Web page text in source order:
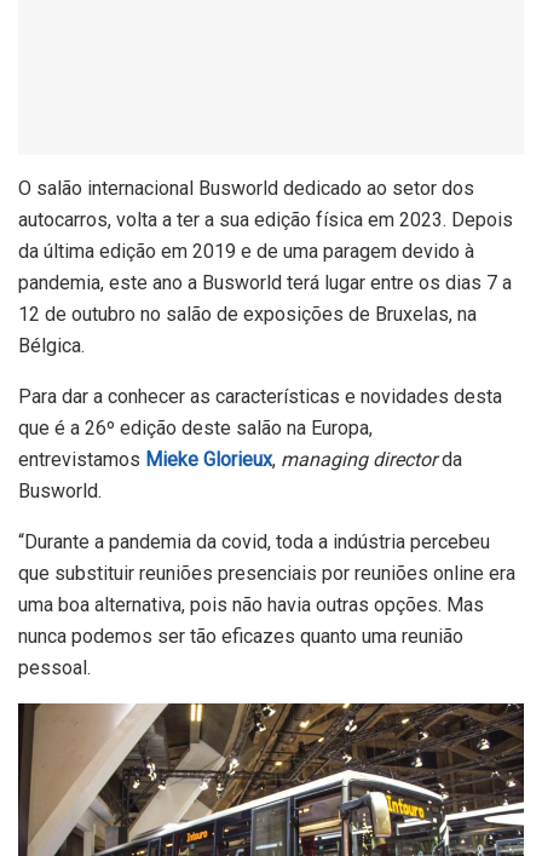
O salão internacional Busworld dedicado ao setor dos
autocarros, volta a ter a sua edição física em 2023. Depois
da última edição em 2019 e de uma paragem devido à
pandemia, este ano a Busworld terá lugar entre os dias 7 a
12 de outubro no salão de exposições de Bruxelas, na
Bélgica.
Para dar a conhecer as características e novidades desta
que é a 26º edição deste salão na Europa,
entrevistamos Mieke Glorieux, managing directorda
Busworld.
“Durante a pandemia da covid, toda a indústria percebeu
que substituir reuniões presenciais por reuniões online era
uma boa alternativa, pois não havia outras opções. Mas
nunca podemos ser tão eficazes quanto uma reunião
pessoal.